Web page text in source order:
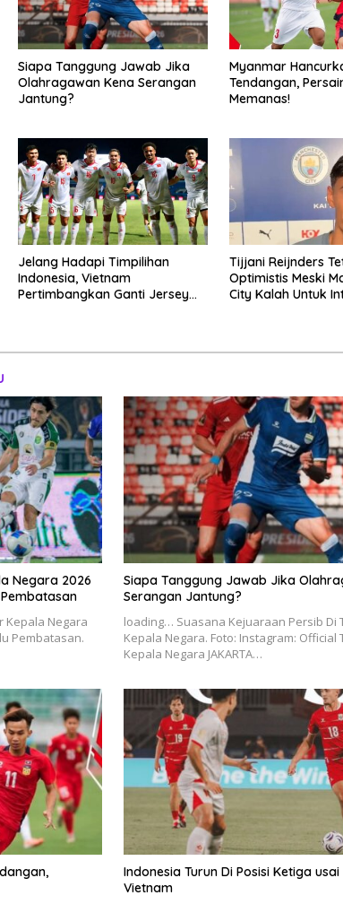
Siapa Tanggung Jawab Jika
Olahragawan Kena Serangan
Jantung?
Myanmar
Tendangan,
Memanas!
Jelang Hadapi Timpilihan
Indonesia, Vietnam
Pertimbangkan Ganti Jersey
Tijjani Reijnders
Optimistis Meski
City Kalah Untuk
Negara 2026
Kepala Negara
Pembatasan.
Siapa Tanggung Jawab Jika
Serangan Jantung?
loading… Suasana Kejuaraan Persib Di
Kepala Negara. Foto: Instagram: Official
Kepala Negara JAKARTA…
Indonesia Turun Di Posisi Ketiga
Vietnam